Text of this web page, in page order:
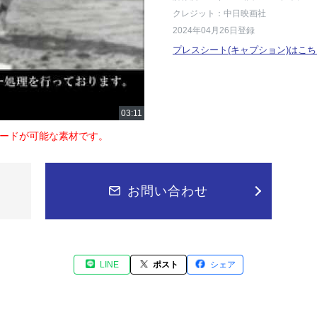
が可能な素材です。
クレジット：中日映画社
2024年04月26日登録
プレスシート(キャプション)はこ
お問い合わせ
LINE ポスト シェア